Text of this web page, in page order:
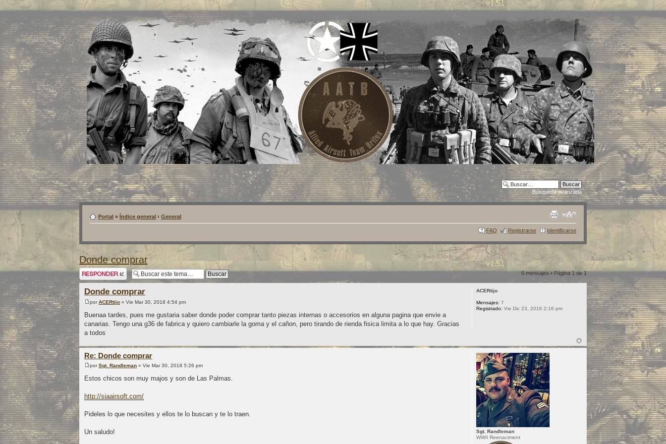
Búsqueda avanzada
Portal » Índice general ‹ General
FAQ Registrarse Identificarse
Donde comprar
Publicar una
respuesta
6 mensajes • Página1de1
Donde comprar
porACERtijo » Vie Mar 30, 2018 4:54 pm
Buenaa tardes, pues me gustaria saber donde poder comprar tanto piezas internas o accesorios en alguna pagina que envie a
canarias. Tengo una g36 de fabrica y quiero cambiarle la goma y el cañon, pero tirando de rienda fisica limita a lo que hay. Gracias
a todos
ACERtijo
Mensajes: 7
Registrado: Vie Dic 23, 2016 2:16 pm
Re: Donde comprar
porSgt. Randleman » Vie Mar 30, 2018 5:26 pm
Estos chicos son muy majos y son de Las Palmas.
http://siaairsoft.com/
Pideles lo que necesites y ellos te lo buscan y te lo traen.
Un saludo!
Sgt. Randleman
WWII Reenactment